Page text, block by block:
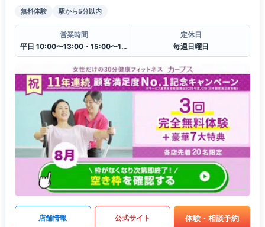
無料体験 駅から5分以内
営業時間
平日 10:00〜13:00・15:00〜19:00
定休日
毎週日曜日
店舗情報 公式サイト 体験・相談予約